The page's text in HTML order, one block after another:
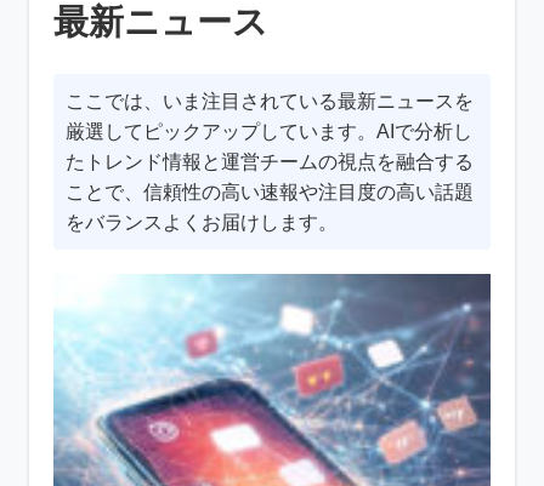
最新ニュース
ここでは、いま注目されている最新ニュースを
厳選してピックアップしています。AIで分析し
たトレンド情報と運営チームの視点を融合する
ことで、信頼性の高い速報や注目度の高い話題
をバランスよくお届けします。